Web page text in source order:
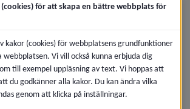
till oss på
Korallen
är en liten förskola som ligger mitt i
om Umeå. Här finns tre
för att skapa en bättre webbplats för
kakor (cookies) för webbplatsens grundfunktioner
Vi vill också kunna erbjuda dig
till exempel uppläsning av text. Vi hoppas att
du godkänner alla kakor. Du kan ändra vilka
genom att klicka på inställningar.